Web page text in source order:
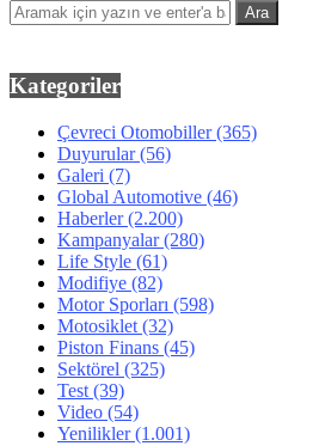
Kategoriler
Çevreci Otomobiller(365)
Duyurular(56)
Galeri (7)
Global Automotive (46)
Haberler(2.200)
Kampanyalar(280)
Life Style (61)
Modifiye (82)
Motor Sporları (598)
Motosiklet (32)
Piston Finans (45)
Sektörel (325)
Test (39)
Video (54)
Yenilikler(1.001)